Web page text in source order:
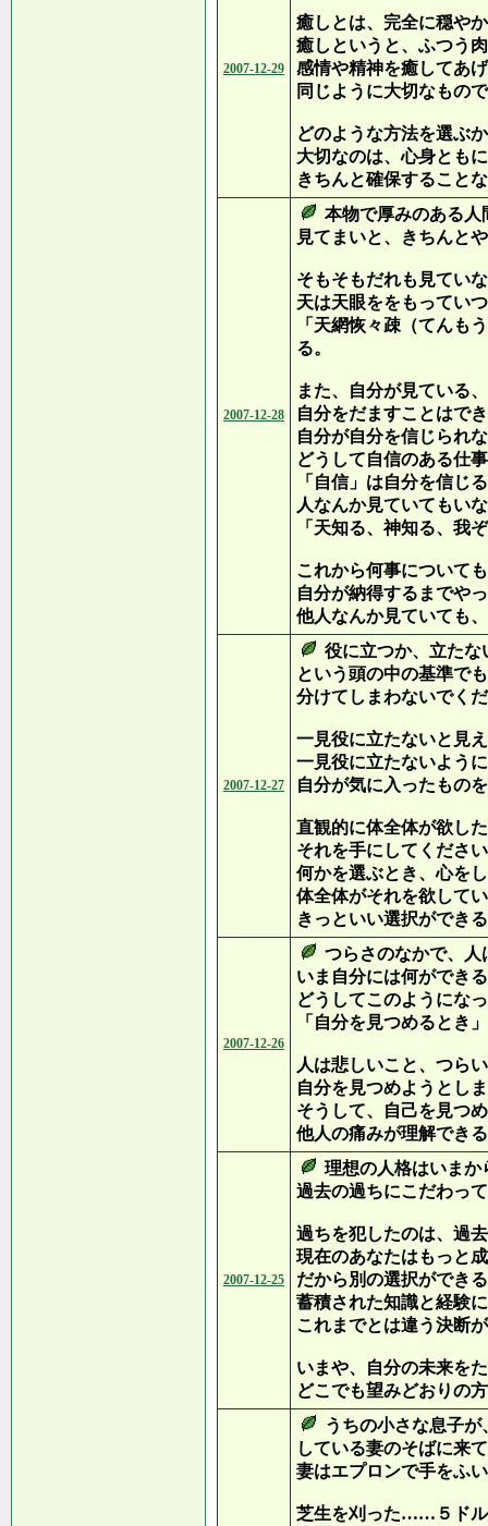
2007-12-29
癒しとは、完全に穏や
癒しというと、ふつう
感情や精神を癒してあ
同じように大切なもの
どのような方法を選ぶ
大切なのは、心身とも
きちんと確保すること
2007-12-28
本物で厚みのある人
見てまいと、きちんと
そもそもだれも見てい
天は天眼ををもってい
「天網恢々疎（てんも
る。
また、自分が見ている
自分をだますことはで
自分が自分を信じられ
どうして自信のある仕
「自信」は自分を信じ
人なんか見ていてもい
「天知る、神知る、我
これから何事について
自分が納得するまでや
他人なんか見ていても
2007-12-27
役に立つか、立たな
という頭の中の基準で
分けてしまわないでく
一見役に立たないと見
一見役に立たないよう
自分が気に入ったもの
直観的に体全体が欲し
それを手にしてくださ
何かを選ぶとき、心を
体全体がそれを欲して
きっといい選択ができ
2007-12-26
つらさのなかで、人
いま自分には何ができ
どうしてこのようにな
「自分を見つめるとき
人は悲しいこと、つら
自分を見つめようとし
そうして、自己を見つ
他人の痛みが理解でき
2007-12-25
理想の人格はいまか
過去の過ちにこだわっ
過ちを犯したのは、過
現在のあなたはもっと
だから別の選択ができ
蓄積された知識と経験
これまでとは違う決断
いまや、自分の未来を
どこでも望みどおりの
うちの小さな息子
している妻のそばに来
妻はエプロンで手をふ
芝生を刈った……５ドル